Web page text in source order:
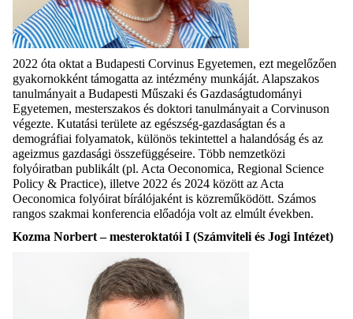
2022 óta oktat a Budapesti Corvinus Egyetemen, ezt megelőzően
gyakornokként támogatta az intézmény munkáját. Alapszakos
tanulmányait a Budapesti Műszaki és Gazdaságtudományi
Egyetemen, mesterszakos és doktori tanulmányait a Corvinuson
végezte. Kutatási területe az egészség-gazdaságtan és a
demográfiai folyamatok, különös tekintettel a halandóság és az
ageizmus gazdasági összefüggéseire. Több nemzetközi
folyóiratban publikált (pl. Acta Oeconomica, Regional Science
Policy & Practice), illetve 2022 és 2024 között az Acta
Oeconomica folyóirat bírálójaként is közreműködött. Számos
rangos szakmai konferencia előadója volt az elmúlt években.
Kozma Norbert – mesteroktatói I (Számviteli és Jogi Intézet)